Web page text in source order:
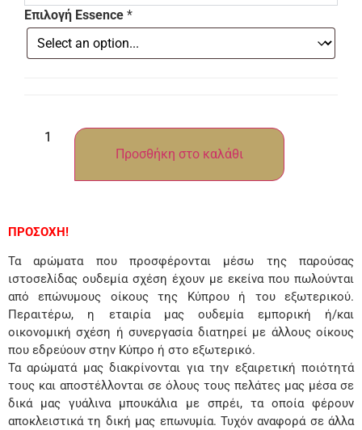
Επιλογή Essence *
Προσθήκη στο καλάθι
ΠΡΟΣΟΧΗ!
Τα αρώματα που προσφέρονται μέσω της παρούσας
ιστοσελίδας ουδεμία σχέση έχουν με εκείνα που πωλούνται
από επώνυμους οίκους της Κύπρου ή του εξωτερικού.
Περαιτέρω, η εταιρία μας ουδεμία εμπορική ή/και
οικονομική σχέση ή συνεργασία διατηρεί με άλλους οίκους
που εδρεύουν στην Κύπρο ή στο εξωτερικό.
Τα αρώματά μας διακρίνονται για την εξαιρετική ποιότητά
τους και αποστέλλονται σε όλους τους πελάτες μας μέσα σε
δικά μας γυάλινα μπουκάλια με σπρέι, τα οποία φέρουν
αποκλειστικά τη δική μας επωνυμία. Τυχόν αναφορά σε άλλα